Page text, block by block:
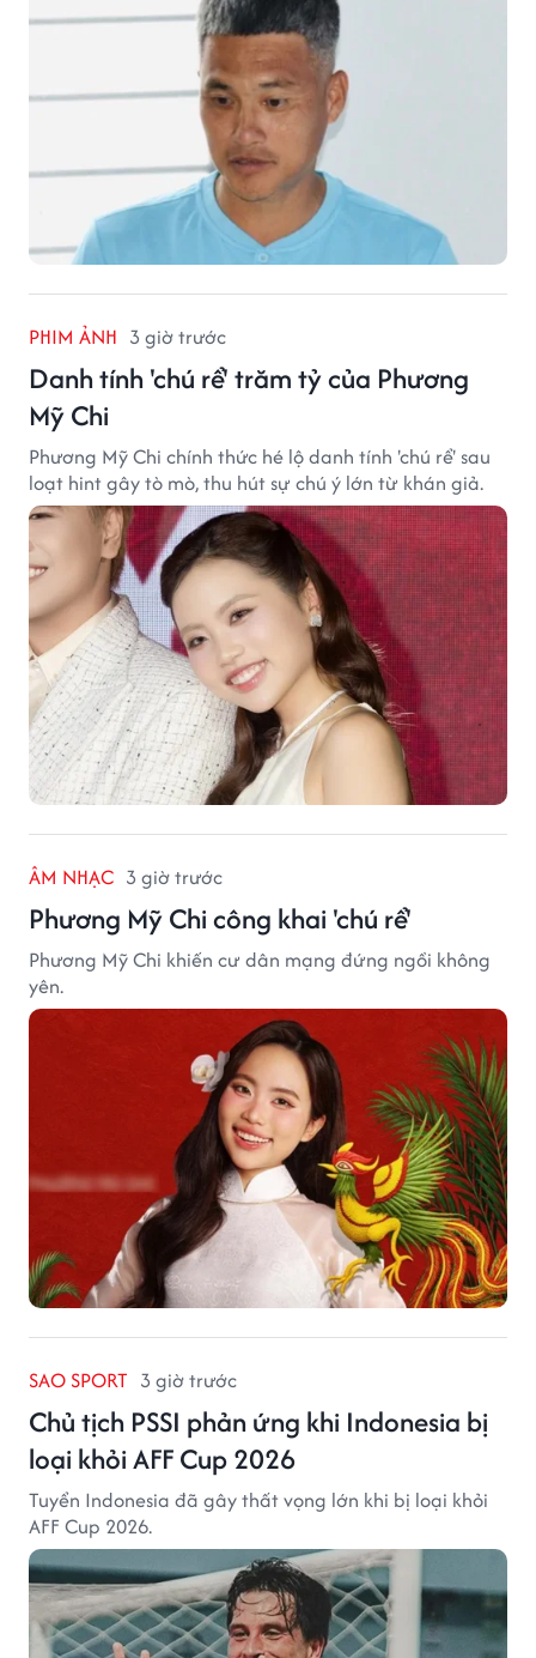
PHIM ẢNH 3 giờ trước
Danh tính 'chú rể' trăm tỷ của Phương
Mỹ Chi
Phương Mỹ Chi chính thức hé lộ danh tính 'chú rể' sau
loạt hint gây tò mò, thu hút sự chú ý lớn từ khán giả.
ÂM NHẠC 3 giờ trước
Phương Mỹ Chi công khai 'chú rể'
Phương Mỹ Chi khiến cư dân mạng đứng ngồi không
yên.
SAO SPORT 3 giờ trước
Chủ tịch PSSI phản ứng khi Indonesia bị
loại khỏi AFF Cup 2026
Tuyển Indonesia đã gây thất vọng lớn khi bị loại khỏi
AFF Cup 2026.